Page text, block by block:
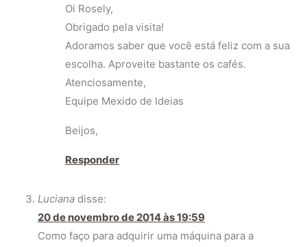
Oi Rosely,
Obrigado pela visita!
Adoramos saber que você está feliz com a sua
escolha. Aproveite bastante os cafés.
Atenciosamente,
Equipe Mexido de Ideias
Beijos,
Responder
Luciana disse:
20 de novembro de 2014 às 19:59
Como faço para adquirir uma máquina para a